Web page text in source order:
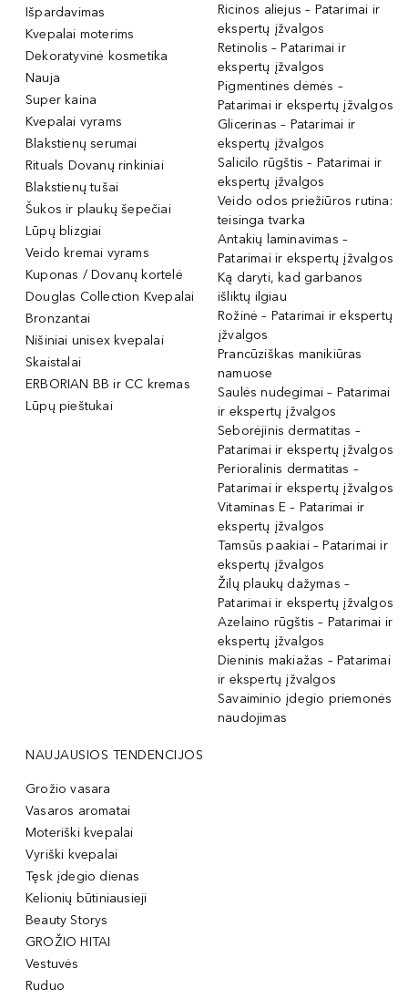
Išpardavimas
Kvepalai moterims
Dekoratyvinė kosmetika
Nauja
Super kaina
Kvepalai vyrams
Blakstienų serumai
Rituals Dovanų rinkiniai
Blakstienų tušai
Šukos ir plaukų šepečiai
Lūpų blizgiai
Veido kremai vyrams
Kuponas / Dovanų kortelė
Douglas Collection Kvepalai
Bronzantai
Nišiniai unisex kvepalai
Skaistalai
ERBORIAN BB ir CC kremas
Lūpų pieštukai
Ricinos aliejus – Patarimai ir
ekspertų įžvalgos
Retinolis – Patarimai ir
ekspertų įžvalgos
Pigmentinės dėmės –
Patarimai ir ekspertų įžvalgos
Glicerinas – Patarimai ir
ekspertų įžvalgos
Salicilo rūgštis – Patarimai ir
ekspertų įžvalgos
Veido odos priežiūros rutina:
teisinga tvarka
Antakių laminavimas –
Patarimai ir ekspertų įžvalgos
Ką daryti, kad garbanos
išliktų ilgiau
Rožinė – Patarimai ir ekspertų
įžvalgos
Prancūziškas manikiūras
namuose
Saulės nudegimai – Patarimai
ir ekspertų įžvalgos
Seborėjinis dermatitas –
Patarimai ir ekspertų įžvalgos
Perioralinis dermatitas –
Patarimai ir ekspertų įžvalgos
Vitaminas E – Patarimai ir
ekspertų įžvalgos
Tamsūs paakiai – Patarimai ir
ekspertų įžvalgos
Žilų plaukų dažymas –
Patarimai ir ekspertų įžvalgos
Azelaino rūgštis – Patarimai ir
ekspertų įžvalgos
Dieninis makiažas – Patarimai
ir ekspertų įžvalgos
Savaiminio įdegio priemonės
naudojimas
NAUJAUSIOS TENDENCIJOS
Grožio vasara
Vasaros aromatai
Moteriški kvepalai
Vyriški kvepalai
Tęsk įdegio dienas
Kelionių būtiniausieji
Beauty Storys
GROŽIO HITAI
Vestuvės
Ruduo